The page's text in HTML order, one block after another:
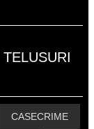
CASECRIME